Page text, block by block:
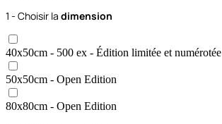
1 - Choisir la dimension
40x50cm - 500 ex - Édition limitée et numérotée
50x50cm - Open Edition
80x80cm - Open Edition